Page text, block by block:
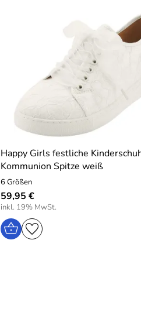
Happy Girls festliche
Kommunion Spitze weiß
6 Größen
59,95 €
inkl. 19% MwSt.